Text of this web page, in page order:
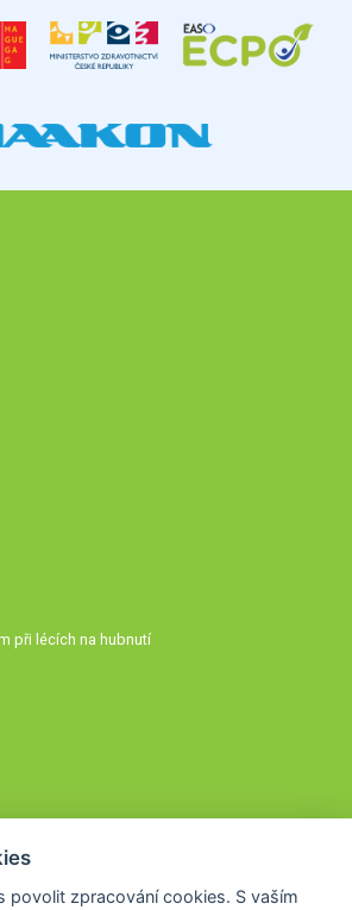
při lécích na hubnutí
povolit zpracování cookies. S vaším